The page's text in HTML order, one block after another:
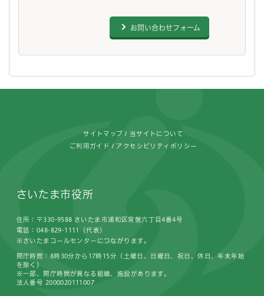
お問い合わせフォーム
サイトマップ 当サイトについて
ご利用ガイド アクセシビリティポリシー
さいたま市役所
住所：〒330-9588 さいたま市浦和区常盤六丁目4番4号
電話：048-829-1111（代表）
※さいたまコールセンターにつながります。
開庁時間：8時30分から17時15分（土曜日、日曜日、祝日、休日、年末年始
を除く）
※一部、開庁時間が異なる組織、施設があります。
法人番号 2000020111007